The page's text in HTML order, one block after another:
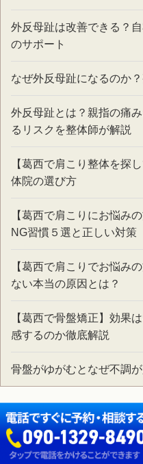
外反母趾は改善できる？
のサポート
なぜ外反母趾になるのか
外反母趾とは？親指の痛
るリスクを整体師が解説
【葛西で肩こり整体を探
体院の選び方
【葛西で肩こりにお悩み
NG習慣５選と正しい対策
【葛西で肩こりでお悩み
ない本当の原因とは？
【葛西で骨盤矯正】効果
感するのか徹底解説
骨盤がゆがむとなぜ不調が